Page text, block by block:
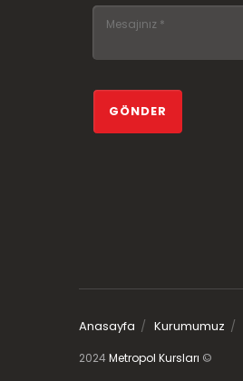
Anasayfa Kurumumuz
2024 Metropol Kursları ©